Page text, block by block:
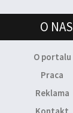
O NAS
O portalu
Praca
Reklama